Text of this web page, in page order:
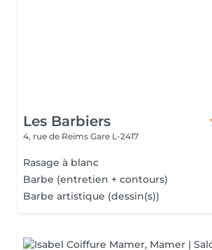
Les Barbiers
4, rue de Reims Gare L-2417
Rasage à blanc
Barbe (entretien + contours)
Barbe artistique (dessin(s))